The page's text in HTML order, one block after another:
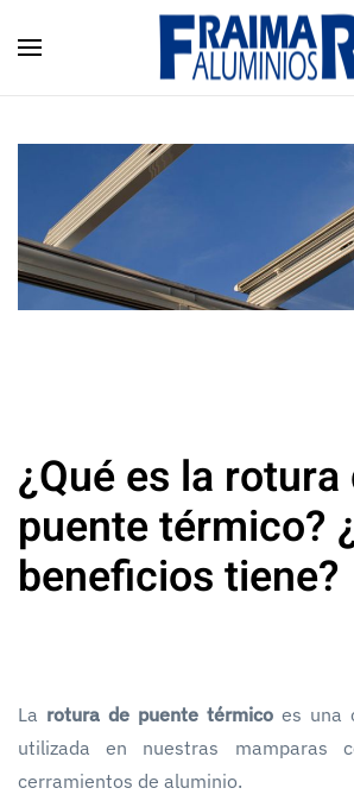
Skip to main content
¿Qué es la rotura
puente térmico?
beneficios tiene?
La rotura de puente térmico es una
utilizada en nuestras mamparas
cerramientos de aluminio.